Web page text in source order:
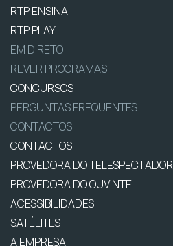
RTP ENSINA
RTP PLAY
EM DIRETO
REVER PROGRAMAS
CONCURSOS
PERGUNTAS FREQUENTES
CONTACTOS
CONTACTOS
PROVEDORA DO TELESPECTADOR
PROVEDORA DO OUVINTE
ACESSIBILIDADES
SATÉLITES
A EMPRESA